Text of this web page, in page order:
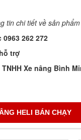
tin chi tiết về sản
0963 262 272
trợ
Xe nâng Bình
HELI BÁN CHẠY